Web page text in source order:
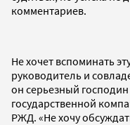
комментариев.
Не хочет вспоминать
руководитель и
он серьезный
государственной
РЖД. «Не хочу